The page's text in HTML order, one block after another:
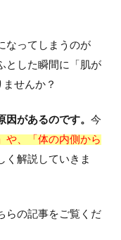
なってしまうのが
とした瞬間に「肌が
せんか？
があるのです。 今
や、「体の内側から
く解説していきま
らの記事をご覧くだ